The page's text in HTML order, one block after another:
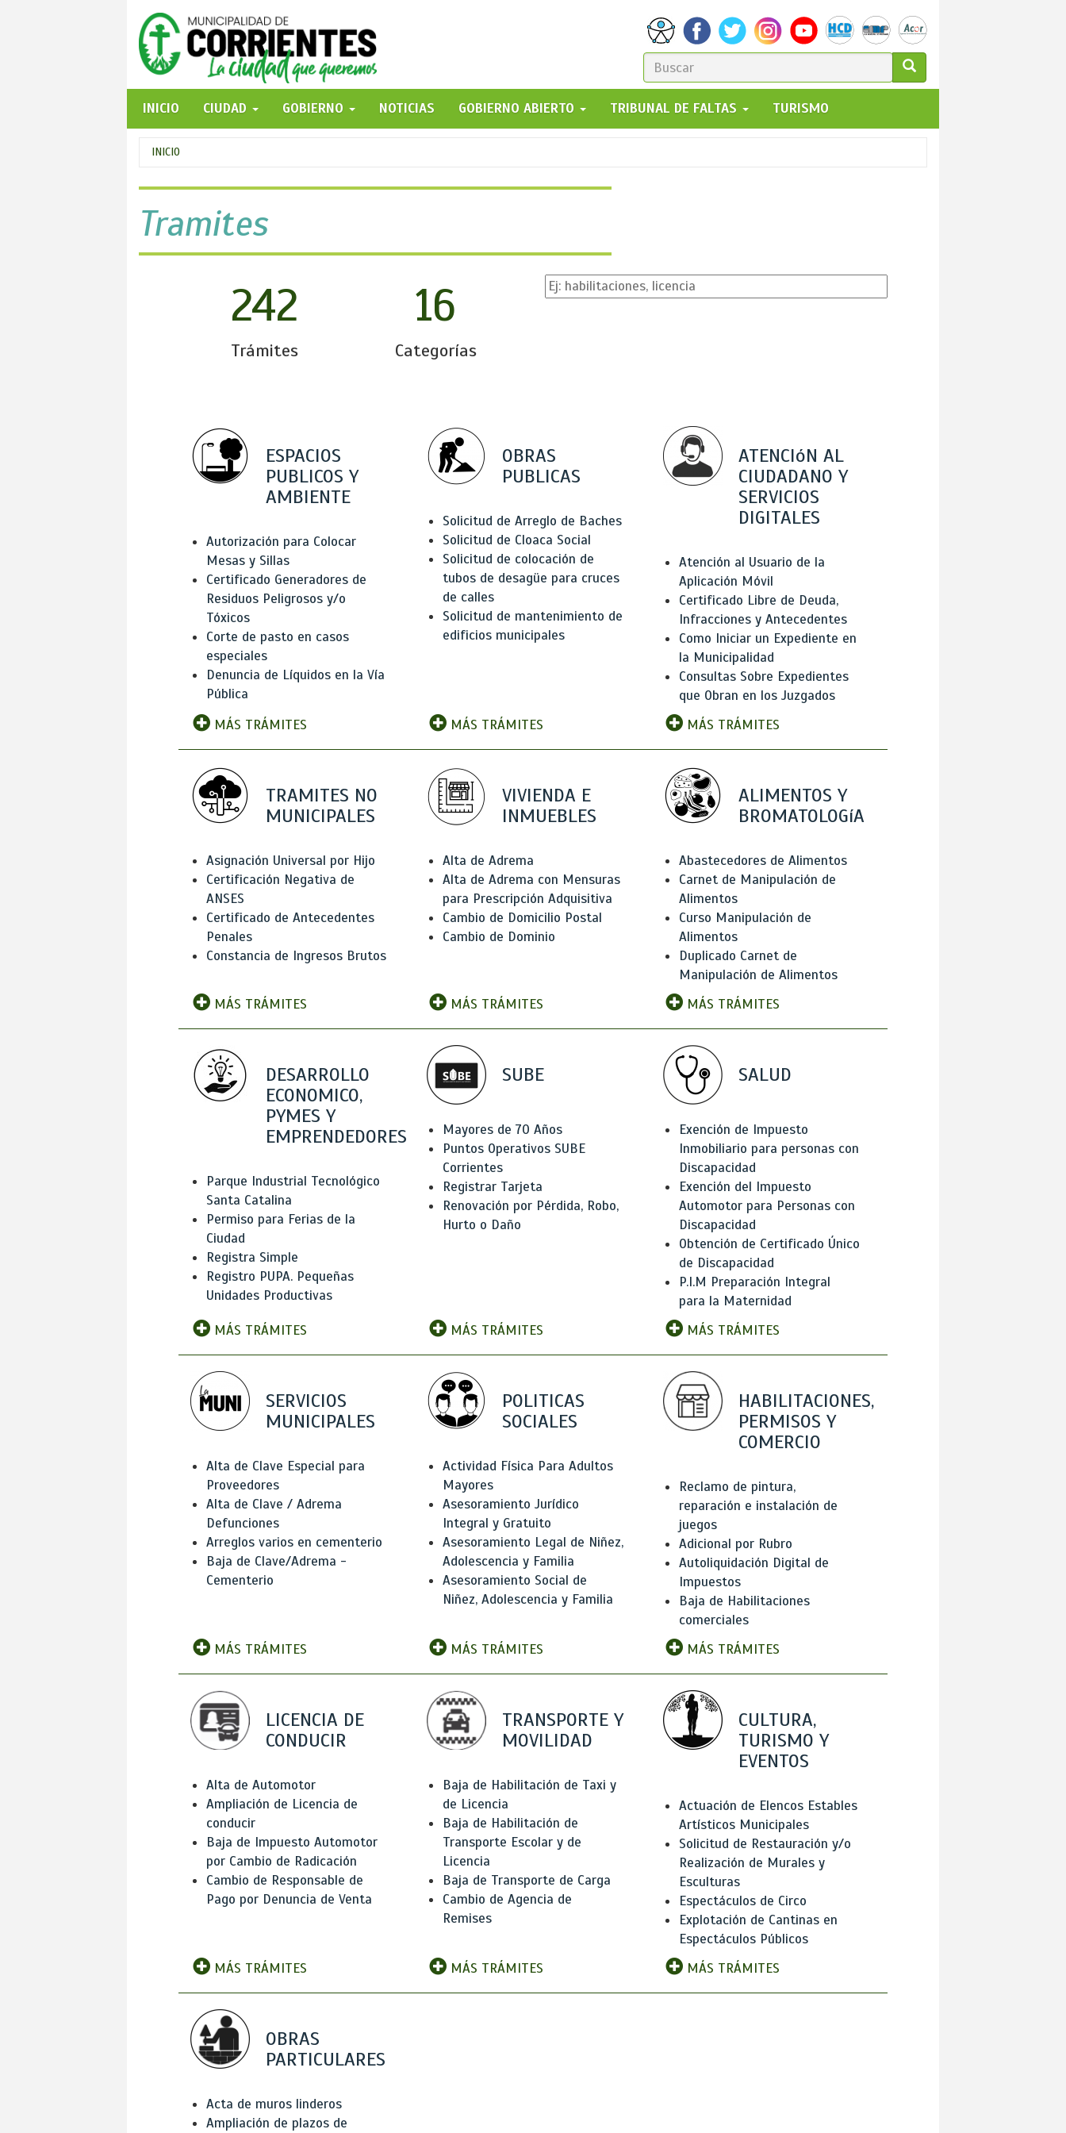
FORMULARIO
DE
BÚSQUEDA
GO!
INICIO
CIUDAD GOBIERNO NOTICIAS GOBIERNO ABIERTO TRIBUNAL DE FALTAS TURISMO
Se
encuentra
usted
aquí
INICIO
Tramites
242
Trámites
16
Categorías
ESPACIOS
PUBLICOS Y
AMBIENTE
Autorización para Colocar
Mesas y Sillas
Certificado Generadores de
Residuos Peligrosos y/o
Tóxicos
Corte de pasto en casos
especiales
Denuncia de Líquidos en la Vía
Pública
MÁS TRÁMITES
OBRAS
PUBLICAS
Solicitud de Arreglo de Baches
Solicitud de Cloaca Social
Solicitud de colocación de
tubos de desagüe para cruces
de calles
Solicitud de mantenimiento de
edificios municipales
MÁS TRÁMITES
ATENCIóN AL
CIUDADANO Y
SERVICIOS
DIGITALES
Atención al Usuario de la
Aplicación Móvil
Certificado Libre de Deuda,
Infracciones y Antecedentes
Como Iniciar un Expediente en
la Municipalidad
Consultas Sobre Expedientes
que Obran en los Juzgados
MÁS TRÁMITES
TRAMITES NO
MUNICIPALES
Asignación Universal por Hijo
Certificación Negativa de
ANSES
Certificado de Antecedentes
Penales
Constancia de Ingresos Brutos
MÁS TRÁMITES
VIVIENDA E
INMUEBLES
Alta de Adrema
Alta de Adrema con Mensuras
para Prescripción Adquisitiva
Cambio de Domicilio Postal
Cambio de Dominio
MÁS TRÁMITES
ALIMENTOS Y
BROMATOLOGíA
Abastecedores de Alimentos
Carnet de Manipulación de
Alimentos
Curso Manipulación de
Alimentos
Duplicado Carnet de
Manipulación de Alimentos
MÁS TRÁMITES
DESARROLLO
ECONOMICO,
PYMES Y
EMPRENDEDORES
Parque Industrial Tecnológico
Santa Catalina
Permiso para Ferias de la
Ciudad
Registra Simple
Registro PUPA. Pequeñas
Unidades Productivas
MÁS TRÁMITES
SUBE
Mayores de 70 Años
Puntos Operativos SUBE
Corrientes
Registrar Tarjeta
Renovación por Pérdida, Robo,
Hurto o Daño
MÁS TRÁMITES
SALUD
Exención de Impuesto
Inmobiliario para personas con
Discapacidad
Exención del Impuesto
Automotor para Personas con
Discapacidad
Obtención de Certificado Único
de Discapacidad
P.I.M Preparación Integral
para la Maternidad
MÁS TRÁMITES
SERVICIOS
MUNICIPALES
Alta de Clave Especial para
Proveedores
Alta de Clave / Adrema
Defunciones
Arreglos varios en cementerio
Baja de Clave/Adrema -
Cementerio
MÁS TRÁMITES
POLITICAS
SOCIALES
Actividad Física Para Adultos
Mayores
Asesoramiento Jurídico
Integral y Gratuito
Asesoramiento Legal de Niñez,
Adolescencia y Familia
Asesoramiento Social de
Niñez, Adolescencia y Familia
MÁS TRÁMITES
HABILITACIONES,
PERMISOS Y
COMERCIO
Reclamo de pintura,
reparación e instalación de
juegos
Adicional por Rubro
Autoliquidación Digital de
Impuestos
Baja de Habilitaciones
comerciales
MÁS TRÁMITES
LICENCIA DE
CONDUCIR
Alta de Automotor
Ampliación de Licencia de
conducir
Baja de Impuesto Automotor
por Cambio de Radicación
Cambio de Responsable de
Pago por Denuncia de Venta
MÁS TRÁMITES
TRANSPORTE Y
MOVILIDAD
Baja de Habilitación de Taxi y
de Licencia
Baja de Habilitación de
Transporte Escolar y de
Licencia
Baja de Transporte de Carga
Cambio de Agencia de
Remises
MÁS TRÁMITES
CULTURA,
TURISMO Y
EVENTOS
Actuación de Elencos Estables
Artísticos Municipales
Solicitud de Restauración y/o
Realización de Murales y
Esculturas
Espectáculos de Circo
Explotación de Cantinas en
Espectáculos Públicos
MÁS TRÁMITES
OBRAS
PARTICULARES
Acta de muros linderos
Ampliación de plazos de